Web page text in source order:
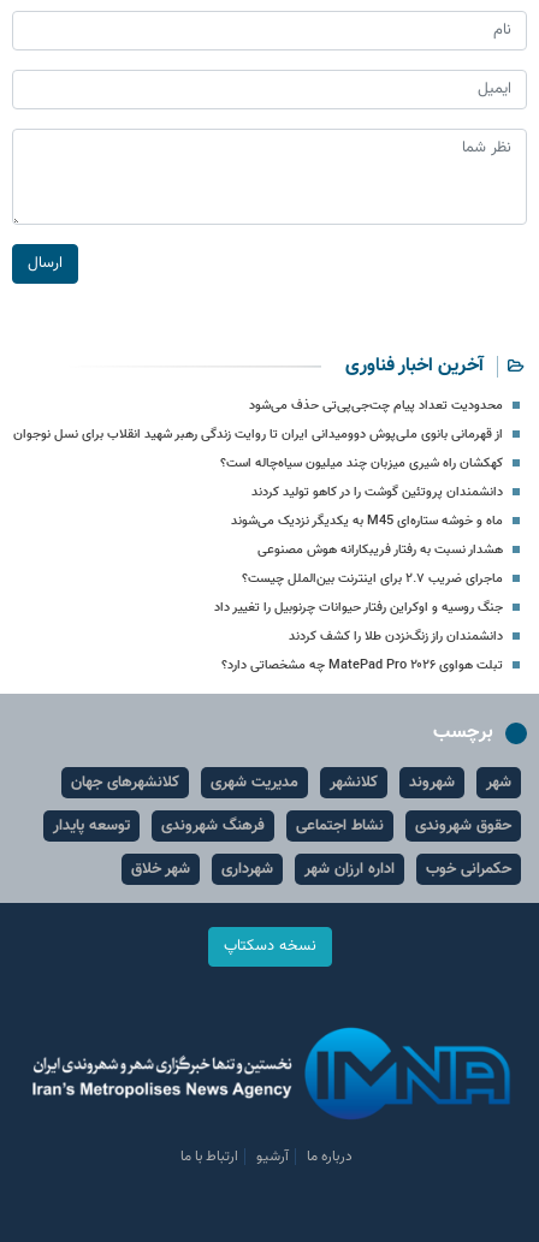
ارسال
آخرین اخبار فناوری
محدودیت تعداد پیام چت‌جی‌پی‌تی حذف می‌شود
از قهرمانی بانوی ملی‌پوش دوومیدانی ایران تا روایت زندگی رهبر شهید انقلاب برای نسل نوجوان
کهکشان راه شیری میزبان چند میلیون سیاه‌چاله است؟
دانشمندان پروتئین گوشت را در کاهو تولید کردند
ماه و خوشه ستاره‌ای M45 به یکدیگر نزدیک می‏‌شوند
هشدار نسبت به رفتار فریبکارانه هوش مصنوعی
ماجرای ضریب ۲.۷ برای اینترنت بین‌الملل چیست؟
جنگ روسیه و اوکراین رفتار حیوانات چرنوبیل را تغییر داد
دانشمندان راز زنگ‌نزدن طلا را کشف کردند
تبلت هواوی MatePad Pro ۲۰۲۶ چه مشخصاتی دارد؟
برچسب
شهر شهروند کلانشهر مدیریت شهری
کلانشهرهای جهان
حقوق شهروندی
نشاط اجتماعی فرهنگ شهروندی
توسعه پایدار
حکمرانی خوب
اداره ارزان شهر شهرداری شهر خلاق
نسخه دسکتاپ
درباره ما آرشیو ارتباط با ما